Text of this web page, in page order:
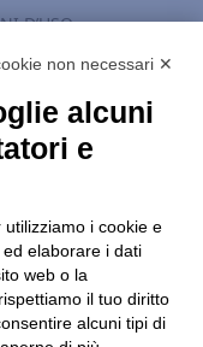
D’USO
Unico
Ferrari” Via
non necessari ✕
alcuni
e
i cookie e
elaborare i dati
web o la
il tuo diritto
alcuni tipi di